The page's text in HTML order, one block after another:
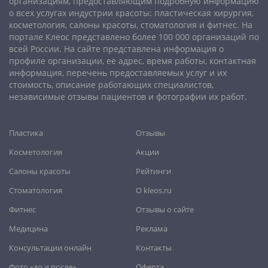
Магнитогорск, Махачкала,Мурманск,Набережные Челны,
Нальчик,Нижневартовск ,Нижний Новгород,Нижний Тагил
Новокузнецк,Новороссийск,Новосибирск,Новочеркасск,
Норильск,Омск, Орёл, Оренбург,Орск,Пенза,Пермь
Петрозаводск,Петропавловск-Камчатский,Псков,Ростов-
на-Дону,Рыбинск,Рязань,Самара,Саранск,Саратов
Севастополь,Северодвинск,Симферополь,Смоленск ,Сочи
Старый Оскол Стерлитамак , Сургут
Улан-Удэ
Хабаровск,
Челябинск,Череповец Шахты
о всех услугах индустрии красоты: пластическая хирургия,
косметология, салоны красоты, стоматология и фитнес. На
портале Клеос представлено более 100 000 организаций по
всей России. На сайте представлена информация о
профиле организации, ее адрес, время работы, контактная
информация, перечень предоставляемых услуг и их
стоимость, описание работающих специалистов,
независимые отзывы пациентов и фотографии их работ.
Пластика
Косметология
Салоны красоты
Стоматология
Фитнес
Медицина
Консультации онлайн
Отзывы
Акции
Рейтинги
О kleos.ru
Отзывы о сайте
Реклама
Контакты